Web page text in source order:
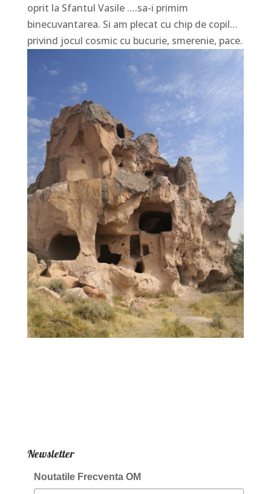
oprit la Sfantul Vasile ….sa-i primim
binecuvantarea. Si am plecat cu chip de copil…
privind jocul cosmic cu bucurie, smerenie, pace.
Newsletter
Noutatile Frecventa OM